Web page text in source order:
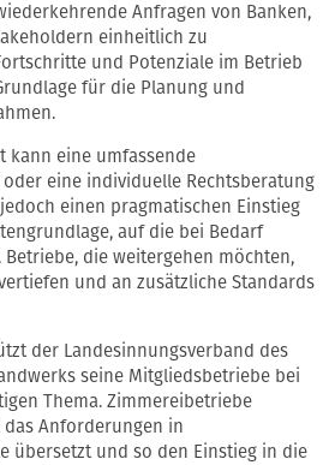
Anfragen von Banken,
einheitlich zu
und Potenziale im Betrieb
für die Planung und
kann eine umfassende
eine individuelle Rechtsberatung
einen pragmatischen Einstieg
auf die bei Bedarf
die weitergehen möchten,
und an zusätzliche Standards
der Landesinnungsverband des
seine Mitgliedsbetriebe bei
Thema. Zimmereibetriebe
Anforderungen in
übersetzt und so den Einstieg in die